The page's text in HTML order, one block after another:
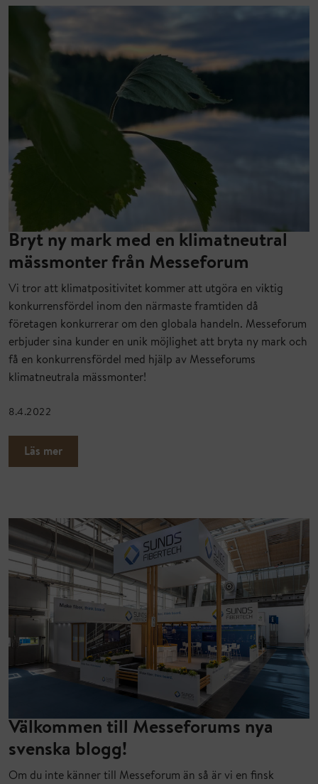
Bryt ny mark med en klimatneutral
mässmonter från Messeforum
Vi tror att klimatpositivitet kommer att utgöra en viktig
konkurrensfördel inom den närmaste framtiden då
företagen konkurrerar om den globala handeln. Messeforum
erbjuder sina kunder en unik möjlighet att bryta ny mark och
få en konkurrensfördel med hjälp av Messeforums
klimatneutrala mässmonter!
8.4.2022
Läs mer
Välkommen till Messeforums nya
svenska blogg!
Om du inte känner till Messeforum än så är vi en finsk